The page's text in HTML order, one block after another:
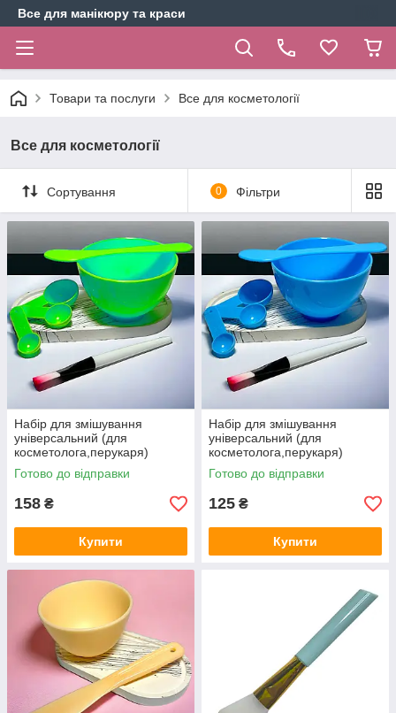
Все для манікюру та краси
Товари та послуги Все для косметології
Все для косметології
Сортування 0 Фільтри
Набір для змішування
універсальний (для
косметолога,перукаря)
салатовий
Готово до відправки
158 ₴
Купити
Набір для змішування
універсальний (для
косметолога,перукаря)
блакитний
Готово до відправки
125 ₴
Купити